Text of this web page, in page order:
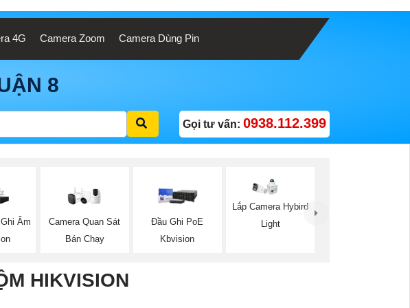
4G Camera Zoom Camera Dùng Pin
8
Gọi tư vấn: 0938.112.399
Âm
Camera Quan Sát
Bán Chạy
Đầu Ghi PoE
Kbvision
Lắp Camera Hybird
Light
HIKVISION